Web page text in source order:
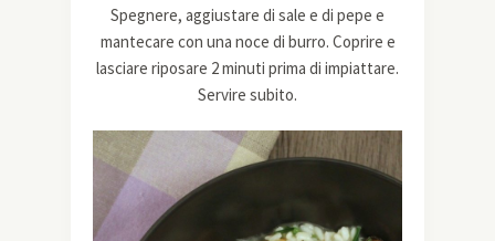
Spegnere, aggiustare di sale e di pepe e
mantecare con una noce di burro. Coprire e
lasciare riposare 2 minuti prima di impiattare.
Servire subito.